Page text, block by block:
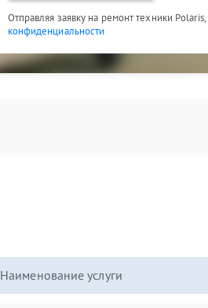
Отправляя заявку на ремонт техники
конфиденциальности
Наименование услуги